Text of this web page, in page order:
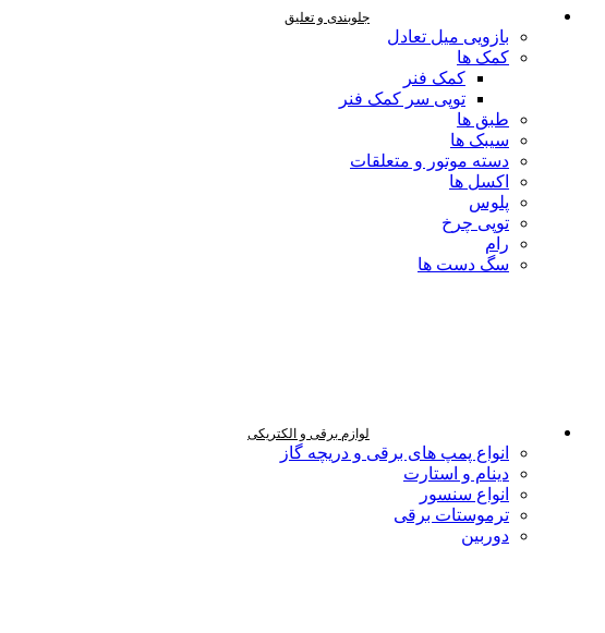
جلوبندی و تعلیق
بازویی میل تعادل
کمک ها
کمک فنر
توپی سر کمک فنر
طبق ها
سیبک ها
دسته موتور و متعلقات
اکسل ها
پلوس
توپی چرخ
رام
سگ دست ها
لوازم برقی و الکتریکی
انواع پمپ های برقی و دریچه گاز
دینام و استارت
انواع سنسور
ترموستات برقی
دوربین